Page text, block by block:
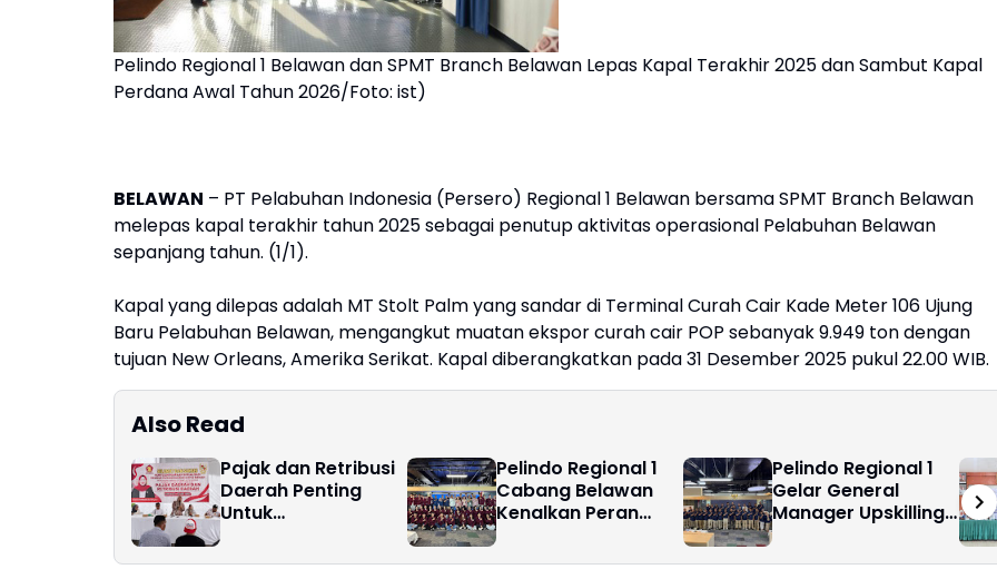
Pelindo Regional 1 Belawan dan SPMT Branch Belawan Lepas Kapal Terakhir 2025 dan Sambut Kapal
Perdana Awal Tahun 2026/Foto: ist)
BELAWAN – PT Pelabuhan Indonesia (Persero) Regional 1 Belawan bersama SPMT Branch Belawan
melepas kapal terakhir tahun 2025 sebagai penutup aktivitas operasional Pelabuhan Belawan
sepanjang tahun. (1/1).
Kapal yang dilepas adalah MT Stolt Palm yang sandar di Terminal Curah Cair Kade Meter 106 Ujung
Baru Pelabuhan Belawan, mengangkut muatan ekspor curah cair POP sebanyak 9.949 ton dengan
tujuan New Orleans, Amerika Serikat. Kapal diberangkatkan pada 31 Desember 2025 pukul 22.00 WIB.
Also Read
Pajak dan Retribusi
Daerah Penting
Untuk
Pelindo Regional 1
Cabang Belawan
Kenalkan Peran
Pelindo Regional 1
Gelar General
Manager Upskilling